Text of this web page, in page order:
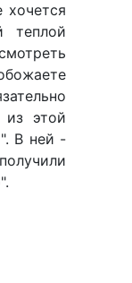
теплой
этой
В ней -